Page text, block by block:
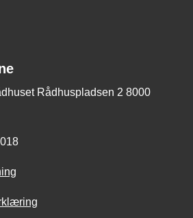
Rådhuspladsen 2 8000